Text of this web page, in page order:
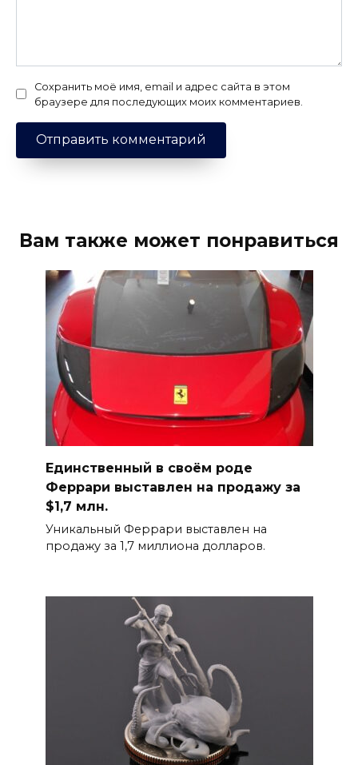
Сохранить моё имя, email и адрес сайта в этом
браузере для последующих моих комментариев.
Вам также может понравиться
Единственный в своём роде
Феррари выставлен на продажу за
$1,7 млн.
Уникальный Феррари выставлен на
продажу за 1,7 миллиона долларов.